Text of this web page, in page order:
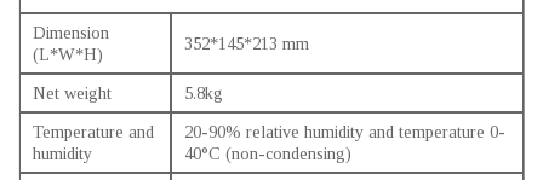
Dimension
(L*W*H)
352*145*213 mm
Net weight
5.8kg
Temperature and
humidity
20-90% relative humidity and temperature 0-
40°C (non-condensing)